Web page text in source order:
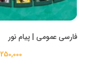
فارسی عمومی | پیام نور
250,000 تومان